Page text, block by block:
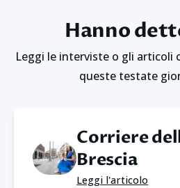
Hanno
Leggi le interviste o gli articoli
queste testate
Corriere
Brescia
Leggi l'articolo